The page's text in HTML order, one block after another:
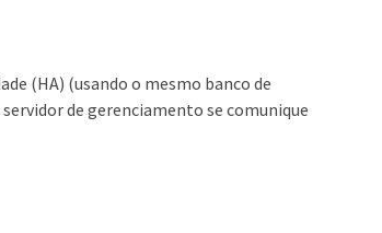
(HA) (usando o mesmo banco de
de gerenciamento se comunique